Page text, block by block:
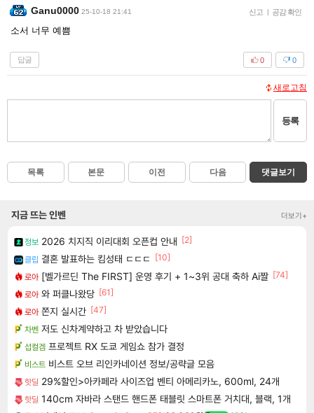
Ganu0000 25-10-18 21:41 신고 | 공감 확인
소서 너무 예쁨
답글 0
0
새로고침
등록
목록 본문 이전 다음 댓글보기
지금 뜨는 인벤 더보기+
정보 2026 치지직 이리대회 오픈컵 안내 [2]
클립 결혼 발표하는 킴성태 ㄷㄷㄷ
[10]
로아 [벨가르딘 The FIRST] 운영 후기 + 1~3위 공대 축하 Ai짤 [74]
로아 와 퍼클나왔당 [61]
로아 쫀지 실시간 [47]
차벤 저도 신차계약하고 차 받았습니다
섭컬겜 프로젝트 RX 도쿄 게임쇼 참가 결정
비스트 비스트 오브 리인카네이션 정보/공략글 모음
핫딜 29%할인>아카페라 사이즈업 벤티 아메리카노, 600ml, 24개
핫딜 140cm 자바라 스탠드 핸드폰 태블릿 스마트폰 거치대, 블랙, 1개